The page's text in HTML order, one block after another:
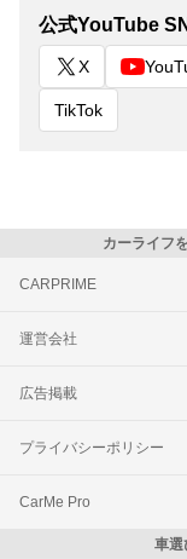
公式YouTube
X
TikTok
カーライフ
CARPRIME
運営会社
広告掲載
プライバシーポリシー
CarMe Pro
車選